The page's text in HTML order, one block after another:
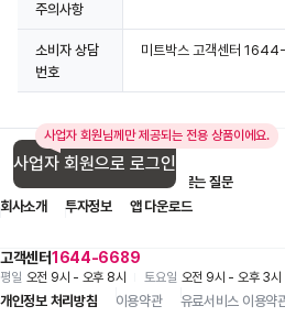
주의사항
소비자 상담
번호
미트박스 고객센터
사업자 회원님께만 제공되는 전용 상품이에요.
사업자 회원으로 로그인
고객센터1644-6689
평일 오전 9시 - 오후 8시 토요일 오전 9시 - 오후 3시
입점 제휴 문의
자주 묻는 질문
회사소개
투자정보 앱 다운로드
개인정보 처리방침 이용약관 유료서비스 이용약